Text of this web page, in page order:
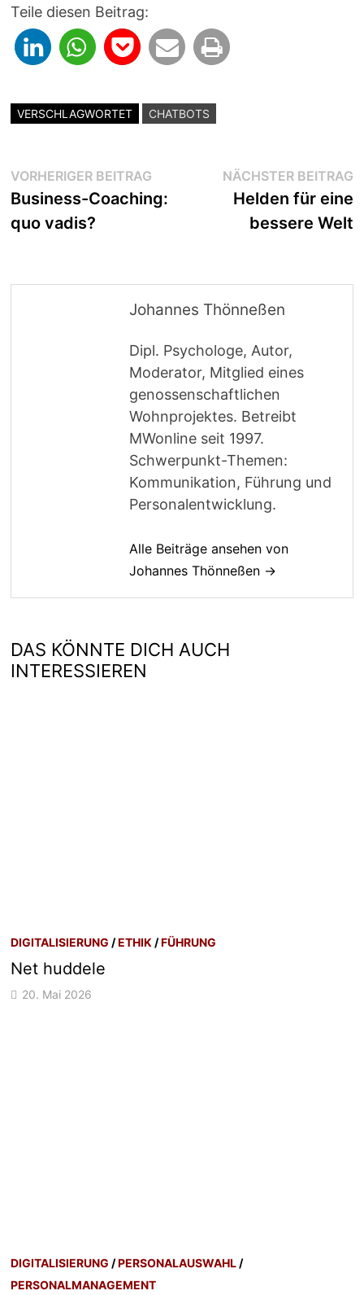
Teile diesen Beitrag:
VERSCHLAGWORTET CHATBOTS
Beitragsnavigation
VORHERIGER BEITRAG Vorheriger
Beitrag:
Business-Coaching:
quo vadis?
NÄCHSTER BEITRAG
Helden für eine
bessere Welt
Johannes Thönneßen
Dipl. Psychologe, Autor,
Moderator, Mitglied eines
genossenschaftlichen
Wohnprojektes. Betreibt
MWonline seit 1997.
Schwerpunkt-Themen:
Kommunikation, Führung und
Personalentwicklung.
Alle Beiträge ansehen von
Johannes Thönneßen →
DAS KÖNNTE DICH AUCH
INTERESSIEREN
DIGITALISIERUNG /ETHIK /FÜHRUNG
Net huddele
20. Mai 2026
DIGITALISIERUNG /PERSONALAUSWAHL/
PERSONALMANAGEMENT